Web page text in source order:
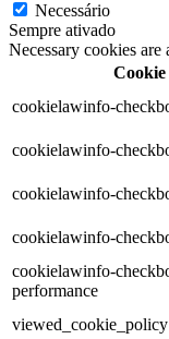
Necessário
Sempre ativado
Necessary cookies
Cookie
cookielawinfo-
cookielawinfo-
cookielawinfo-
cookielawinfo-
cookielawinfo-
performance
viewed_cookie_policy